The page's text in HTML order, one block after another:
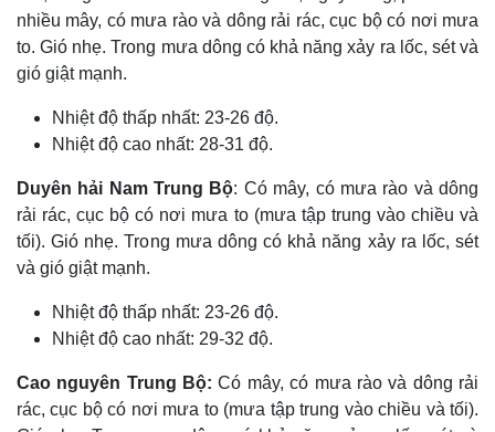
nhiều mây, có mưa rào và dông rải rác, cục bộ có nơi mưa
to. Gió nhẹ. Trong mưa dông có khả năng xảy ra lốc, sét và
gió giật mạnh.
Nhiệt độ thấp nhất: 23-26 độ.
Nhiệt độ cao nhất: 28-31 độ.
Duyên hải Nam Trung Bộ: Có mây, có mưa rào và dông
rải rác, cục bộ có nơi mưa to (mưa tập trung vào chiều và
tối). Gió nhẹ. Trong mưa dông có khả năng xảy ra lốc, sét
và gió giật mạnh.
Nhiệt độ thấp nhất: 23-26 độ.
Nhiệt độ cao nhất: 29-32 độ.
Cao nguyên Trung Bộ: Có mây, có mưa rào và dông rải
rác, cục bộ có nơi mưa to (mưa tập trung vào chiều và tối).